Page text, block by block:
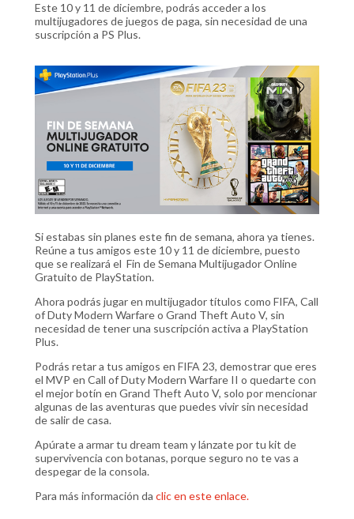
Este 10 y 11 de diciembre, podrás acceder a los
multijugadores de juegos de paga, sin necesidad de una
suscripción a PS Plus.
Si estabas sin planes este fin de semana, ahora ya tienes.
Reúne a tus amigos este 10 y 11 de diciembre, puesto
que se realizará el Fin de Semana Multijugador Online
Gratuito de PlayStation.
Ahora podrás jugar en multijugador títulos como FIFA, Call
of Duty Modern Warfare o Grand Theft Auto V, sin
necesidad de tener una suscripción activa a PlayStation
Plus.
Podrás retar a tus amigos en FIFA 23, demostrar que eres
el MVP en Call of Duty Modern Warfare II o quedarte con
el mejor botín en Grand Theft Auto V, solo por mencionar
algunas de las aventuras que puedes vivir sin necesidad
de salir de casa.
Apúrate a armar tu dream team y lánzate por tu kit de
supervivencia con botanas, porque seguro no te vas a
despegar de la consola.
Para más información da clic en este enlace.